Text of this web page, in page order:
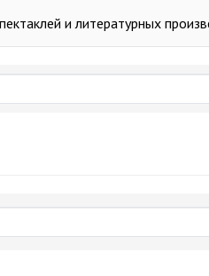
и литературных